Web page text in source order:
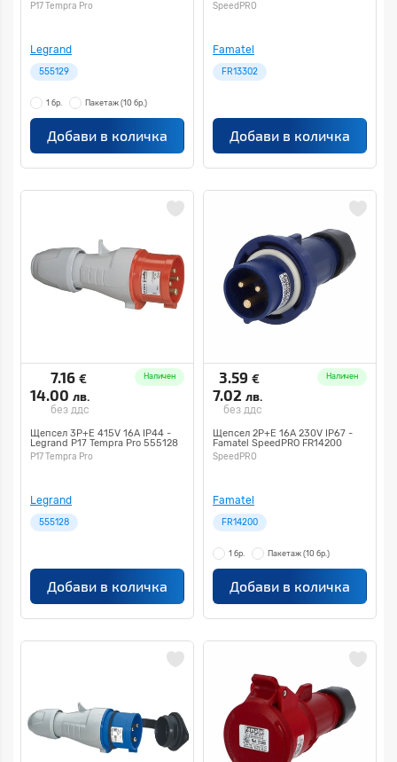
P17 Tempra Pro
Legrand
555129
1 бр. Пакетаж (10 бр.)
Добави в количка
SpeedPRO
Famatel
FR13302
Добави в количка
7.16 €
14.00 лв.
без ддс
Наличен
Щепсел 3P+E 415V 16A IP44 -
Legrand P17 Tempra Pro 555128
P17 Tempra Pro
Legrand
555128
Добави в количка
3.59 €
7.02 лв.
без ддс
Наличен
Щепсел 2P+E 16A 230V IP67 -
Famatel SpeedPRO FR14200
SpeedPRO
Famatel
FR14200
1 бр. Пакетаж (10 бр.)
Добави в количка